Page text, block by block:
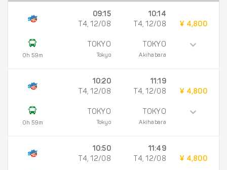
0h 59m
09:15
T4, 12/08
TOKYO
Tokyo
10:14
T4, 12/08
TOKYO
Akihabara
¥ 4,800
0h 59m
10:20
T4, 12/08
TOKYO
Tokyo
11:19
T4, 12/08
TOKYO
Akihabara
¥ 4,800
10:50
T4, 12/08
11:49
T4, 12/08
¥ 4,800